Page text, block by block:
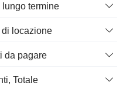
lungo termine
di locazione
da pagare
Totale